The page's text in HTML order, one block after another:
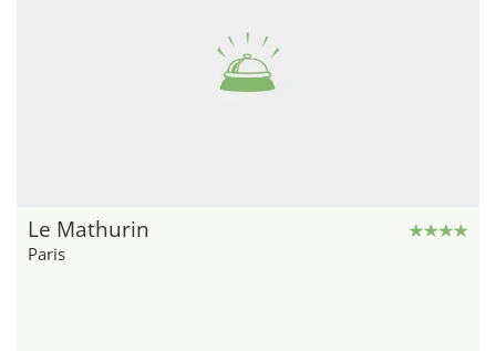
Le Mathurin
Paris